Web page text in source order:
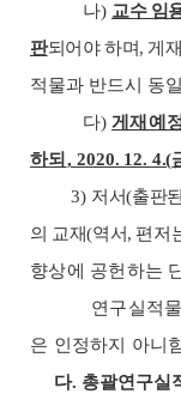
나) 교수 임
판되어야 하며, 게
적물과 반드시 동
다) 게재예
하되 ,2020. 12. 4.(
3) 저서(출판
의 교재(역서, 편저
향상에 공헌하는
연구실적물
은 인정하지 아니
다. 총괄연구실